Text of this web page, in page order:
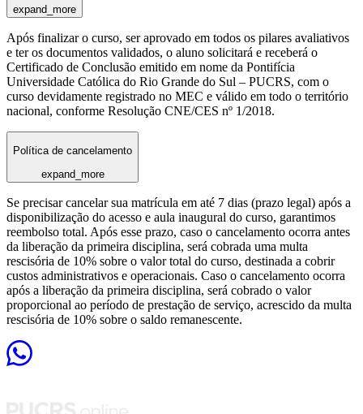
expand_more
Após finalizar o curso, ser aprovado em todos os pilares avaliativos
e ter os documentos validados, o aluno solicitará e receberá o
Certificado de Conclusão emitido em nome da Pontifícia
Universidade Católica do Rio Grande do Sul – PUCRS, com o
curso devidamente registrado no MEC e válido em todo o território
nacional, conforme Resolução CNE/CES nº 1/2018.
Política de cancelamento
expand_more
Se precisar cancelar sua matrícula em até 7 dias (prazo legal) após a
disponibilização do acesso e aula inaugural do curso, garantimos
reembolso total. Após esse prazo, caso o cancelamento ocorra antes
da liberação da primeira disciplina, será cobrada uma multa
rescisória de 10% sobre o valor total do curso, destinada a cobrir
custos administrativos e operacionais. Caso o cancelamento ocorra
após a liberação da primeira disciplina, será cobrado o valor
proporcional ao período de prestação de serviço, acrescido da multa
rescisória de 10% sobre o saldo remanescente.